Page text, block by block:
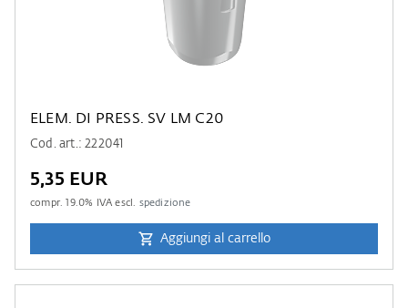
ELEM. DI PRESS. SV LM C20
Cod. art.: 222041
5,35 EUR
compr.19.0% IVA escl. spedizione
Aggiungi al carrello